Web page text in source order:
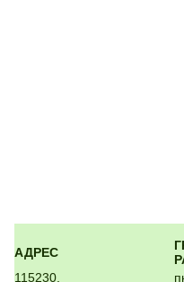
АДРЕС
115230,